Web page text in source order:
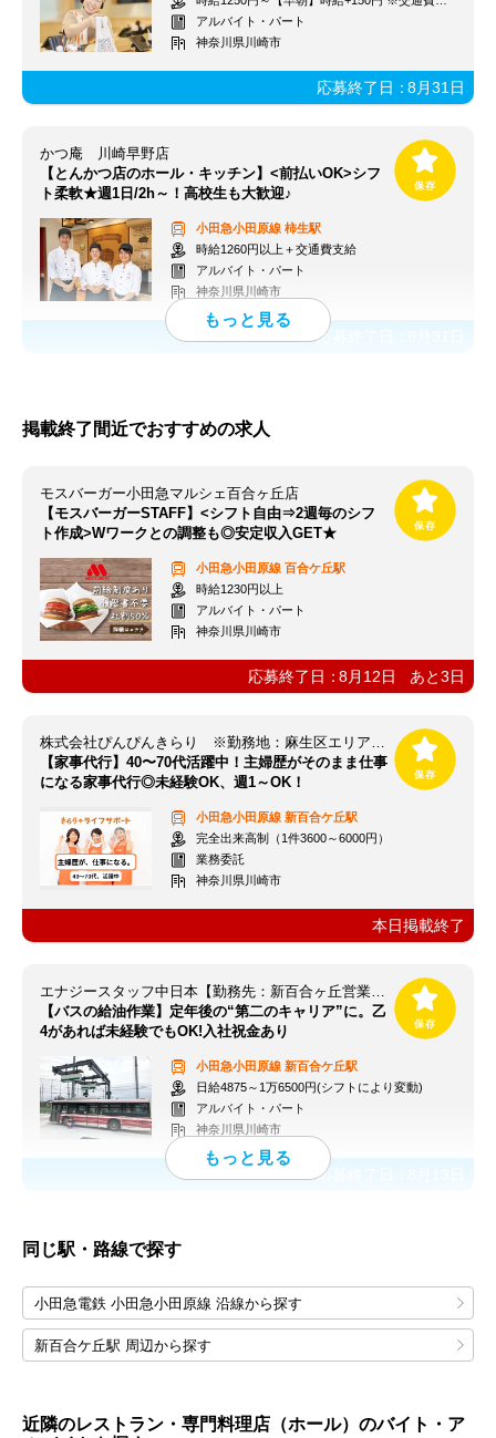
アルバイト・パート
神奈川県川崎市
応募終了日：8月31日
かつ庵 川崎早野店
【とんかつ店のホール・キッチン】<前払いOK>シフ
ト柔軟★週1日/2h～！高校生も大歓迎♪
小田急小田原線 柿生駅
時給1260円以上＋交通費支給
アルバイト・パート
神奈川県川崎市
応募終了日：
掲載終了間近でおすすめの求人
モスバーガー小田急マルシェ百合ヶ丘店
【モスバーガーSTAFF】<シフト自由⇒2週毎のシフ
ト作成>Wワークとの調整も◎安定収入GET★
小田急小田原線 百合ケ丘駅
時給1230円以上
アルバイト・パート
神奈川県川崎市
応募終了日：8月12日 あと3日
株式会社ぴんぴんきらり ※勤務地：麻生区エリア きらりライフサポート
【家事代行】40〜70代活躍中！主婦歴がそのまま仕事
になる家事代行◎未経験OK、週1～OK！
小田急小田原線 新百合ケ丘駅
完全出来高制（1件3600～6000円）
業務委託
神奈川県川崎市
本日掲載終了
エナジースタッフ中日本【勤務先：新百合ヶ丘営業所(6091)】
【バスの給油作業】定年後の“第二のキャリア”に。乙
4があれば未経験でもOK!入社祝金あり
小田急小田原線 新百合ケ丘駅
日給4875～1万6500円(シフトにより変動)
アルバイト・パート
神奈川県川崎市
応募終了日：
同じ駅・路線で探す
小田急電鉄 小田急小田原線 沿線から探す
新百合ケ丘駅 周辺から探す
近隣のレストラン・専門料理店（ホール）のバイト・ア